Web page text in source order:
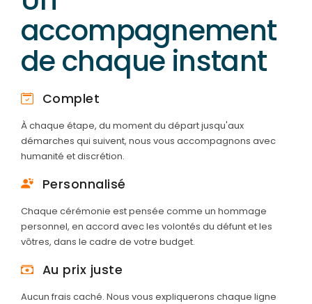
accompagnement
de chaque instant
Complet
À chaque étape, du moment du départ jusqu'aux
démarches qui suivent, nous vous accompagnons avec
humanité et discrétion.
Personnalisé
Chaque cérémonie est pensée comme un hommage
personnel, en accord avec les volontés du défunt et les
vôtres, dans le cadre de votre budget.
Au prix juste
Aucun frais caché. Nous vous expliquerons chaque ligne